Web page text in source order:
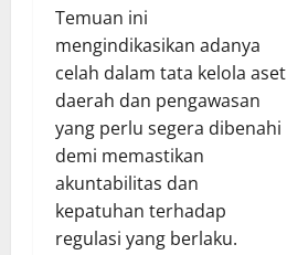
Temuan ini
mengindikasikan adanya
celah dalam tata kelola aset
daerah dan pengawasan
yang perlu segera dibenahi
demi memastikan
akuntabilitas dan
kepatuhan terhadap
regulasi yang berlaku.